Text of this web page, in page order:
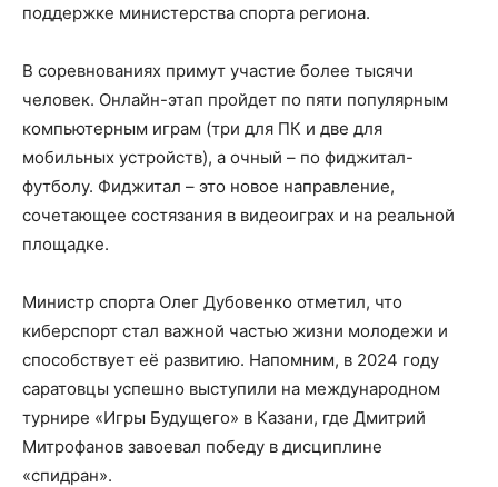
поддержке министерства спорта региона.
В соревнованиях примут участие более тысячи
человек. Онлайн-этап пройдет по пяти популярным
компьютерным играм (три для ПК и две для
мобильных устройств), а очный – по фиджитал-
футболу. Фиджитал – это новое направление,
сочетающее состязания в видеоиграх и на реальной
площадке.
Министр спорта Олег Дубовенко отметил, что
киберспорт стал важной частью жизни молодежи и
способствует её развитию. Напомним, в 2024 году
саратовцы успешно выступили на международном
турнире «Игры Будущего» в Казани, где Дмитрий
Митрофанов завоевал победу в дисциплине
«спидран».